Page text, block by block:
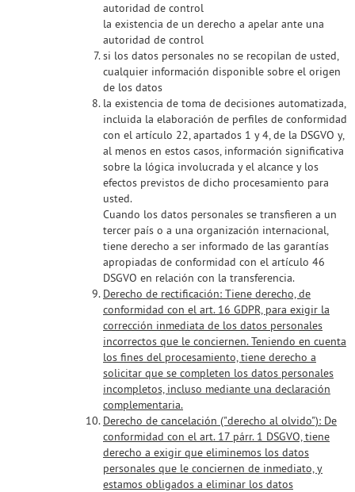
autoridad de control
la existencia de un derecho a apelar ante una
autoridad de control
si los datos personales no se recopilan de usted,
cualquier información disponible sobre el origen
de los datos
la existencia de toma de decisiones automatizada,
incluida la elaboración de perfiles de conformidad
con el artículo 22, apartados 1 y 4, de la DSGVO y,
al menos en estos casos, información significativa
sobre la lógica involucrada y el alcance y los
efectos previstos de dicho procesamiento para
usted.
Cuando los datos personales se transfieren a un
tercer país o a una organización internacional,
tiene derecho a ser informado de las garantías
apropiadas de conformidad con el artículo 46
DSGVO en relación con la transferencia.
Derecho de rectificación: Tiene derecho, de
conformidad con el art. 16 GDPR, para exigir la
corrección inmediata de los datos personales
incorrectos que le conciernen. Teniendo en cuenta
los fines del procesamiento, tiene derecho a
solicitar que se completen los datos personales
incompletos, incluso mediante una declaración
complementaria.
Derecho de cancelación ("derecho al olvido"): De
conformidad con el art. 17 párr. 1 DSGVO, tiene
derecho a exigir que eliminemos los datos
personales que le conciernen de inmediato, y
estamos obligados a eliminar los datos